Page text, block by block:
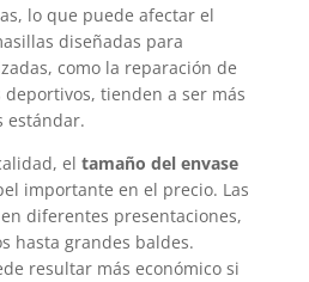
lo que puede afectar el
diseñadas para
como la reparación de
tienden a ser más
estándar.
el tamaño del envase
importante en el precio. Las
diferentes presentaciones,
hasta grandes baldes.
resultar más económico si